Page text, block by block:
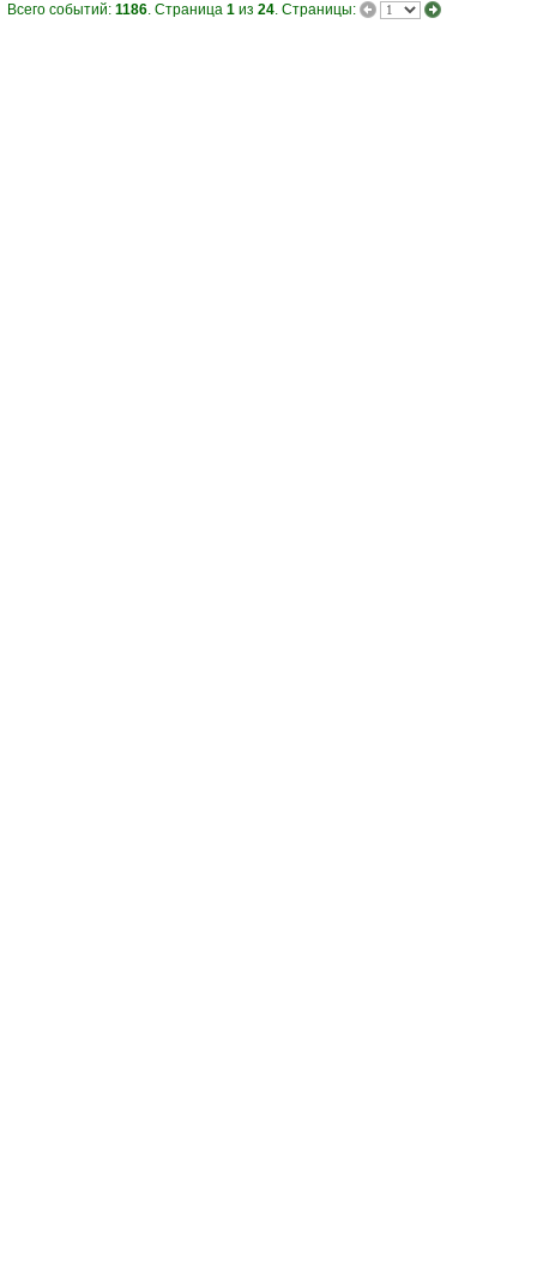
Всего событий: 1186. Страница 1 из 24. Страницы: